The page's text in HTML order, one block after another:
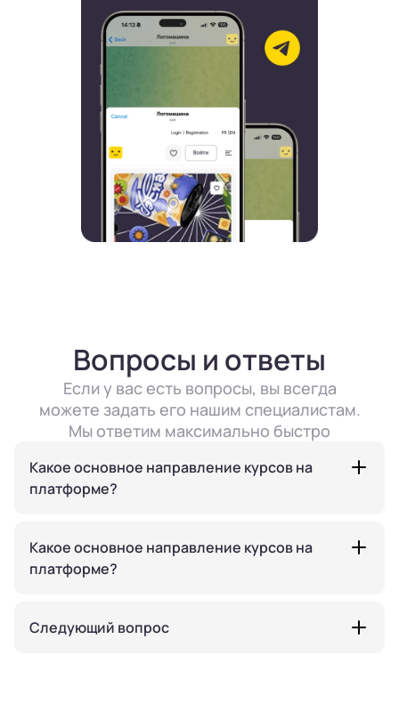
Вопросы и ответы
Если у вас есть вопросы, вы всегда
можете задать его нашим специалистам.
Мы ответим максимально быстро
Какое основное направление курсов на
платформе?
Какое основное направление курсов на
платформе?
Следующий вопрос